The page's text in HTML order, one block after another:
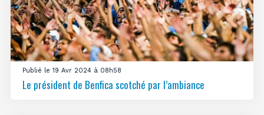
Publié le 19 Avr 2024 à 08h58
Le président de Benfica scotché par l’ambiance